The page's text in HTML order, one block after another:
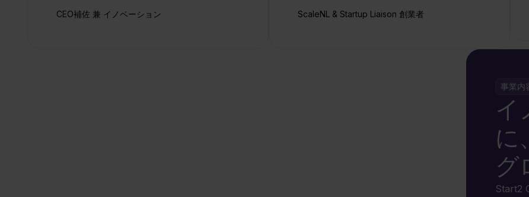
CEO補佐 兼 イノベーション ScaleNL & Startup Liaison 創業者
事業内
イ
に、
グ
Start2